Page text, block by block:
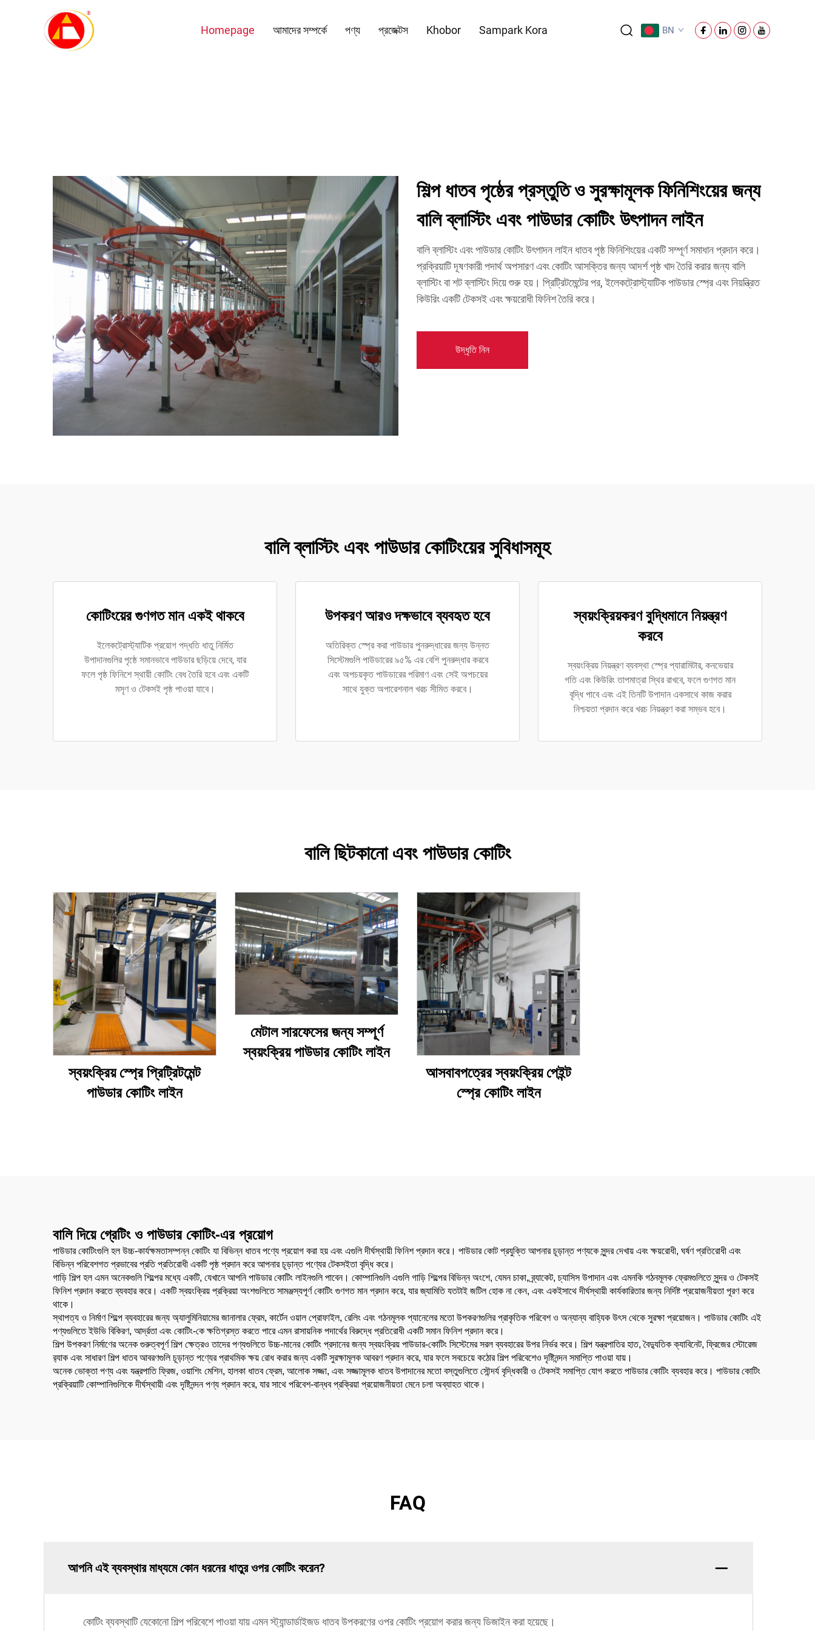
Homepage আমাদের সম্পর্কে পণ্য প্রজেক্টস Khobor Sampark Kora BN
শিল্প ধাতব পৃষ্ঠের প্রস্তুতি ও সুরক্ষামূলক ফিনিশিংয়ের জন্য
বালি ব্লাস্টিং এবং পাউডার কোটিং উৎপাদন লাইন
বালি ব্লাস্টিং এবং পাউডার কোটিং উৎপাদন লাইন ধাতব পৃষ্ঠ ফিনিশিংয়ের একটি সম্পূর্ণ সমাধান প্রদান করে।
প্রক্রিয়াটি দূষণকারী পদার্থ অপসারণ এবং কোটিং আসক্তির জন্য আদর্শ পৃষ্ঠ খাদ তৈরি করার জন্য বালি
ব্লাস্টিং বা শট ব্লাস্টিং দিয়ে শুরু হয়। প্রিট্রিটমেন্টের পর, ইলেকট্রোস্ট্যাটিক পাউডার স্প্রে এবং নিয়ন্ত্রিত
কিউরিং একটি টেকসই এবং ক্ষয়রোধী ফিনিশ তৈরি করে।
উদ্ধৃতি নিন
বালি ব্লাস্টিং এবং পাউডার কোটিংয়ের সুবিধাসমূহ
কোটিংয়ের গুণগত মান একই থাকবে
ইলেকট্রোস্ট্যাটিক প্রয়োগ পদ্ধতি ধাতু নির্মিত
উপাদানগুলির পৃষ্ঠে সমানভাবে পাউডার ছড়িয়ে দেবে, যার
ফলে পৃষ্ঠ ফিনিশে স্থায়ী কোটিং বেধ তৈরি হবে এবং একটি
মসৃণ ও টেকসই পৃষ্ঠ পাওয়া যাবে।
উপকরণ আরও দক্ষভাবে ব্যবহৃত হবে
অতিরিক্ত স্প্রে করা পাউডার পুনরুদ্ধারের জন্য উন্নত
সিস্টেমগুলি পাউডারের ৯৫% এর বেশি পুনরুদ্ধার করবে
এবং অপচয়কৃত পাউডারের পরিমাণ এবং সেই অপচয়ের
সাথে যুক্ত অপারেশনাল খরচ সীমিত করবে।
স্বয়ংক্রিয়করণ বুদ্ধিমানে নিয়ন্ত্রণ
করবে
স্বয়ংক্রিয় নিয়ন্ত্রণ ব্যবস্থা স্প্রে প্যারামিটার, কনভেয়ার
গতি এবং কিউরিং তাপমাত্রা স্থির রাখবে, ফলে গুণগত মান
বৃদ্ধি পাবে এবং এই তিনটি উপাদান একসাথে কাজ করার
নিশ্চয়তা প্রদান করে খরচ নিয়ন্ত্রণ করা সম্ভব হবে।
বালি ছিটকানো এবং পাউডার কোটিং
স্বয়ংক্রিয় স্প্রে প্রিট্রিটমেন্ট
পাউডার কোটিং লাইন
মেটাল সারফেসের জন্য সম্পূর্ণ
স্বয়ংক্রিয় পাউডার কোটিং লাইন
আসবাবপত্রের স্বয়ংক্রিয় পেইন্ট
স্প্রে কোটিং লাইন
বালি দিয়ে গ্রেটিং ও পাউডার কোটিং-এর প্রয়োগ
পাউডার কোটিংগুলি হল উচ্চ-কার্যক্ষমতাসম্পন্ন কোটিং যা বিভিন্ন ধাতব পণ্যে প্রয়োগ করা হয় এবং এগুলি দীর্ঘস্থায়ী ফিনিশ প্রদান করে। পাউডার কোট প্রযুক্তি আপনার চূড়ান্ত পণ্যকে সুন্দর দেখায় এবং ক্ষয়রোধী, ঘর্ষণ প্রতিরোধী এবং
বিভিন্ন পরিবেশগত প্রভাবের প্রতি প্রতিরোধী একটি পৃষ্ঠ প্রদান করে আপনার চূড়ান্ত পণ্যের টেকসইতা বৃদ্ধি করে।
গাড়ি শিল্প হল এমন অনেকগুলি শিল্পের মধ্যে একটি, যেখানে আপনি পাউডার কোটিং লাইনগুলি পাবেন। কোম্পানিগুলি এগুলি গাড়ি শিল্পের বিভিন্ন অংশে, যেমন চাকা, ব্র্যাকেট, চ্যাসিস উপাদান এবং এমনকি গঠনমূলক ফ্রেমগুলিতে সুন্দর ও টেকসই
ফিনিশ প্রদান করতে ব্যবহার করে। একটি স্বয়ংক্রিয় প্রক্রিয়া অংশগুলিতে সামঞ্জস্যপূর্ণ কোটিং গুণগত মান প্রদান করে, যার জ্যামিতি যতটাই জটিল হোক না কেন, এবং একইসাথে দীর্ঘস্থায়ী কার্যকারিতার জন্য নির্দিষ্ট প্রয়োজনীয়তা পূরণ করে
থাকে।
স্থাপত্য ও নির্মাণ শিল্পে ব্যবহারের জন্য অ্যালুমিনিয়ামের জানালার ফ্রেম, কার্টেন ওয়াল প্রোফাইল, রেলিং এবং গঠনমূলক প্যানেলের মতো উপকরণগুলির প্রাকৃতিক পরিবেশ ও অন্যান্য বাহ্যিক উৎস থেকে সুরক্ষা প্রয়োজন। পাউডার কোটিং এই
পণ্যগুলিতে ইউভি বিকিরণ, আর্দ্রতা এবং কোটিং-কে ক্ষতিগ্রস্ত করতে পারে এমন রাসায়নিক পদার্থের বিরুদ্ধে প্রতিরোধী একটি সমান ফিনিশ প্রদান করে।
শিল্প উপকরণ নির্মাণের অনেক গুরুত্বপূর্ণ শিল্প ক্ষেত্রও তাদের পণ্যগুলিতে উচ্চ-মানের কোটিং প্রদানের জন্য স্বয়ংক্রিয় পাউডার-কোটিং সিস্টেমের সরল ব্যবহারের উপর নির্ভর করে। শিল্প যন্ত্রপাতির হাত, বৈদ্যুতিক ক্যাবিনেট, ফ্রিজের স্টোরেজ
র‍্যাক এবং সাধারণ শিল্প ধাতব আবরণগুলি চূড়ান্ত পণ্যের প্রাথমিক ক্ষয় রোধ করার জন্য একটি সুরক্ষামূলক আবরণ প্রদান করে, যার ফলে সবচেয়ে কঠোর শিল্প পরিবেশেও দৃষ্টিনন্দন সমাপ্তি পাওয়া যায়।
অনেক ভোক্তা পণ্য এবং যন্ত্রপাতি ফ্রিজ, ওয়াশিং মেশিন, হালকা ধাতব ফ্রেম, আলোক সজ্জা, এবং সজ্জামূলক ধাতব উপাদানের মতো বস্তুগুলিতে সৌন্দর্য বৃদ্ধিকারী ও টেকসই সমাপ্তি যোগ করতে পাউডার কোটিং ব্যবহার করে। পাউডার কোটিং
প্রক্রিয়াটি কোম্পানিগুলিকে দীর্ঘস্থায়ী এবং দৃষ্টিনন্দন পণ্য প্রদান করে, যার সাথে পরিবেশ-বান্ধব প্রক্রিয়া প্রয়োজনীয়তা মেনে চলা অব্যাহত থাকে।
FAQ
আপনি এই ব্যবস্থার মাধ্যমে কোন ধরনের ধাতুর ওপর কোটিং করেন?
কোটিং ব্যবস্থাটি যেকোনো শিল্প পরিবেশে পাওয়া যায় এমন স্ট্যান্ডার্ডাইজড ধাতব উপকরণের ওপর কোটিং প্রয়োগ করার জন্য ডিজাইন করা হয়েছে।